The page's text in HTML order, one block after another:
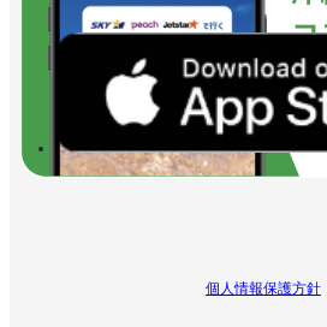
個人情報保護方針